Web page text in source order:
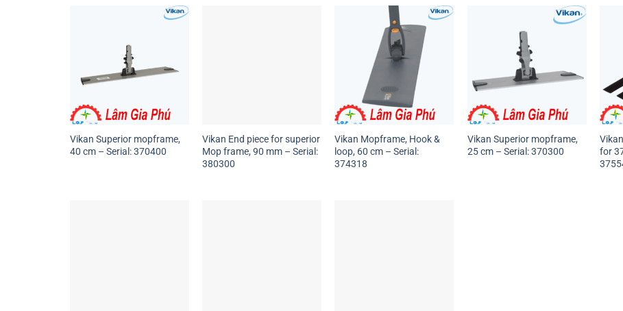
Vikan Superior mopframe,
40 cm – Serial: 370400
Vikan End piece for superior
Mop frame, 90 mm – Serial:
380300
Vikan Mopframe, Hook &
loop, 60 cm – Serial:
374318
Vikan Superior mopframe,
25 cm – Serial: 370300
for